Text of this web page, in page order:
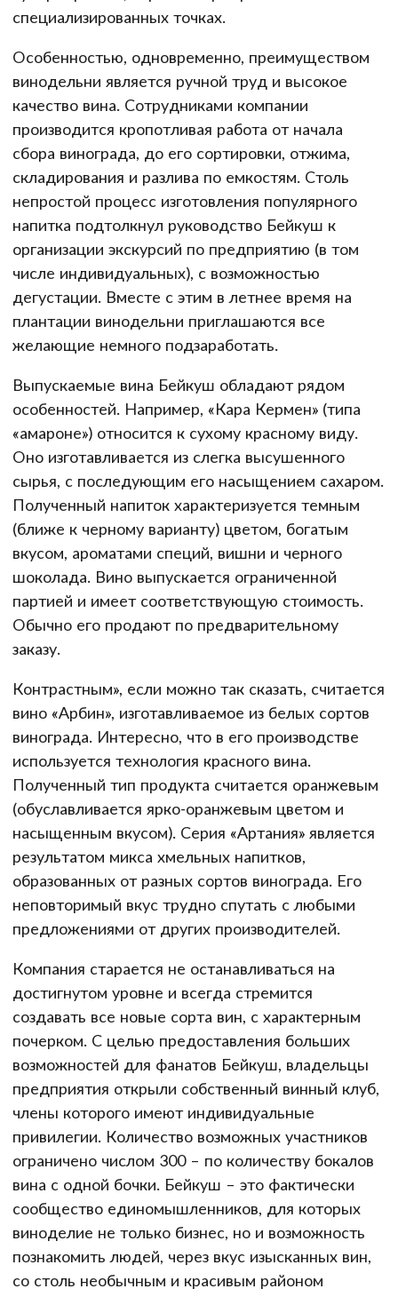
специализированных точках.
Особенностью, одновременно, преимуществом
винодельни является ручной труд и высокое
качество вина. Сотрудниками компании
производится кропотливая работа от начала
сбора винограда, до его сортировки, отжима,
складирования и разлива по емкостям. Столь
непростой процесс изготовления популярного
напитка подтолкнул руководство Бейкуш к
организации экскурсий по предприятию (в том
числе индивидуальных), с возможностью
дегустации. Вместе с этим в летнее время на
плантации винодельни приглашаются все
желающие немного подзаработать.
Выпускаемые вина Бейкуш обладают рядом
особенностей. Например, «Кара Кермен» (типа
«амароне») относится к сухому красному виду.
Оно изготавливается из слегка высушенного
сырья, с последующим его насыщением сахаром.
Полученный напиток характеризуется темным
(ближе к черному варианту) цветом, богатым
вкусом, ароматами специй, вишни и черного
шоколада. Вино выпускается ограниченной
партией и имеет соответствующую стоимость.
Обычно его продают по предварительному
заказу.
Контрастным», если можно так сказать, считается
вино «Арбин», изготавливаемое из белых сортов
винограда. Интересно, что в его производстве
используется технология красного вина.
Полученный тип продукта считается оранжевым
(обуславливается ярко-оранжевым цветом и
насыщенным вкусом). Серия «Артания» является
результатом микса хмельных напитков,
образованных от разных сортов винограда. Его
неповторимый вкус трудно спутать с любыми
предложениями от других производителей.
Компания старается не останавливаться на
достигнутом уровне и всегда стремится
создавать все новые сорта вин, с характерным
почерком. С целью предоставления больших
возможностей для фанатов Бейкуш, владельцы
предприятия открыли собственный винный клуб,
члены которого имеют индивидуальные
привилегии. Количество возможных участников
ограничено числом 300 – по количеству бокалов
вина с одной бочки. Бейкуш – это фактически
сообщество единомышленников, для которых
виноделие не только бизнес, но и возможность
познакомить людей, через вкус изысканных вин,
со столь необычным и красивым районом